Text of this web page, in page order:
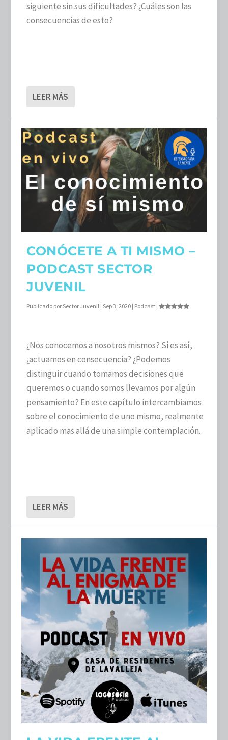
siguiente sin sus dificultades? ¿Cuáles son las
consecuencias de esto?
LEER MÁS
CONÓCETE A TI MISMO –
PODCAST SECTOR
JUVENIL
Publicado por Sector Juvenil | Sep 3, 2020 | Podcast |
¿Nos conocemos a nosotros mismos? Si es así,
¿actuamos en consecuencia? ¿Podemos
distinguir cuando tomamos decisiones que
queremos o cuando somos llevamos por algún
pensamiento? En este capítulo intercambiamos
sobre el conocimiento de uno mismo, realmente
aplicado mas allá de una simple contemplación.
LEER MÁS